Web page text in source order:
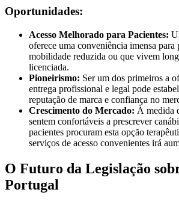
Oportunidades:
Acesso Melhorado para Pacientes:
oferece uma conveniência imensa para
mobilidade reduzida ou que vivem
licenciada.
Pioneirismo: Ser um dos primeiros a
entrega profissional e legal pode
reputação de marca e confiança no
Crescimento do Mercado: À medida
sentem confortáveis a prescrever
pacientes procuram esta opção
serviços de acesso convenientes irá
O Futuro da Legislação
Portugal